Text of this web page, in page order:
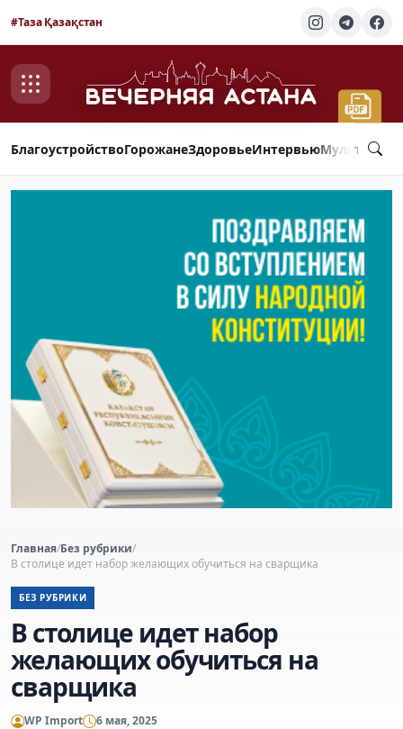
#Таза Қазақстан
БлагоустройствоГорожанеЗдоровьеИнтервью
Главная/Без рубрики/
В столице идет набор желающих обучиться на сварщика
БЕЗ РУБРИКИ
В столице идет набор
желающих обучиться на
сварщика
WP Import 6 мая, 2025